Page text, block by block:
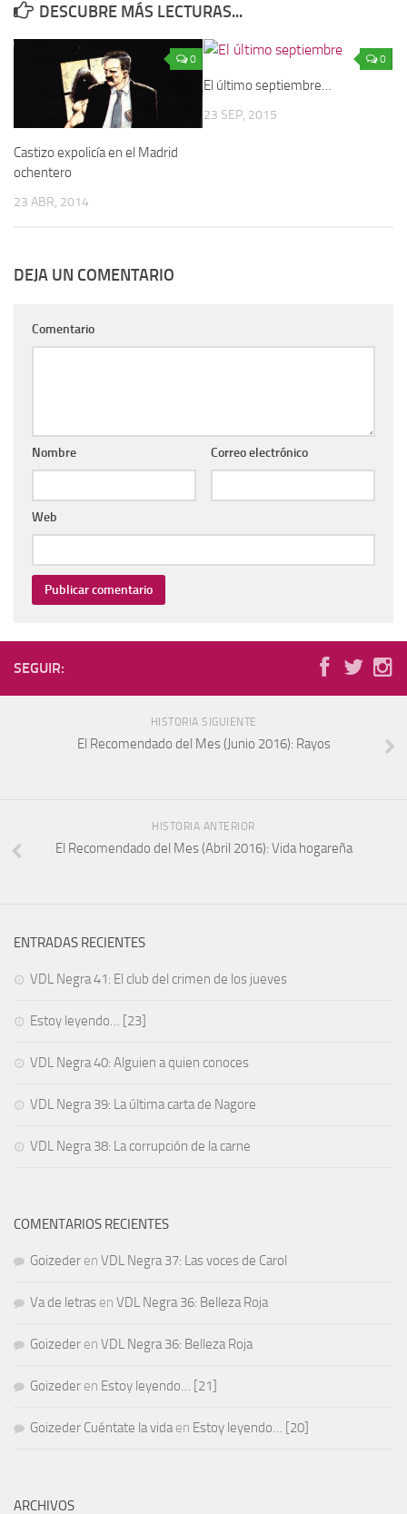
DESCUBRE MÁS LECTURAS...
0
Castizo expolicía en el Madrid
ochentero
23 ABR, 2014
0
El último septiembre…
23 SEP, 2015
DEJA UN COMENTARIO
Comentario
Nombre Correo electrónico
Web
SEGUIR:
HISTORIA SIGUIENTE
El Recomendado del Mes (Junio 2016): Rayos
HISTORIA ANTERIOR
El Recomendado del Mes (Abril 2016): Vida hogareña
ENTRADAS RECIENTES
VDL Negra 41: El club del crimen de los jueves
Estoy leyendo… [23]
VDL Negra 40: Alguien a quien conoces
VDL Negra 39: La última carta de Nagore
VDL Negra 38: La corrupción de la carne
COMENTARIOS RECIENTES
Goizeder en VDL Negra 37: Las voces de Carol
Va de letras en VDL Negra 36: Belleza Roja
Goizeder en VDL Negra 36: Belleza Roja
Goizeder en Estoy leyendo… [21]
Goizeder Cuéntate la vidaen Estoy leyendo… [20]
ARCHIVOS